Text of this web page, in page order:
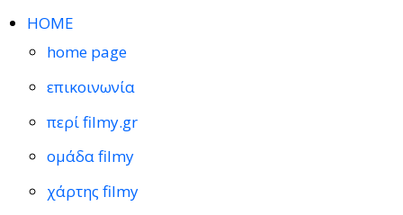
HOME
home page
επικοινωνία
περί filmy.gr
ομάδα filmy
χάρτης filmy